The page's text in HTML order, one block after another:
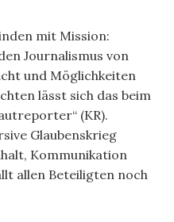
mit Mission:
Journalismus von
und Möglichkeiten
lässt sich das beim
(KR).
Glaubenskrieg
Kommunikation
allen Beteiligten noch